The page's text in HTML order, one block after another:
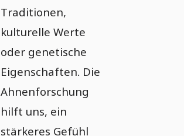
Traditionen,
kulturelle Werte
oder genetische
Eigenschaften. Die
Ahnenforschung
hilft uns, ein
stärkeres Gefühl